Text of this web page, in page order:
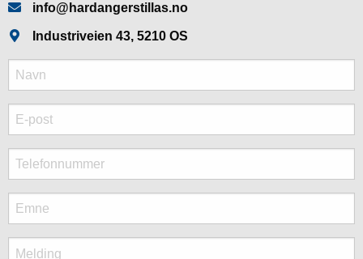
info@hardangerstillas.no
Industriveien 43, 5210 OS